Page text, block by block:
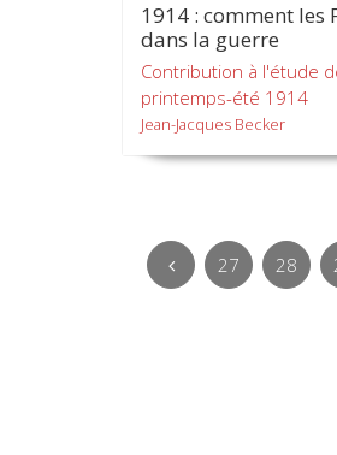
1914 : comment les
dans la guerre
Contribution à l'étude
printemps-été 1914
Jean-Jacques Becker
27 28